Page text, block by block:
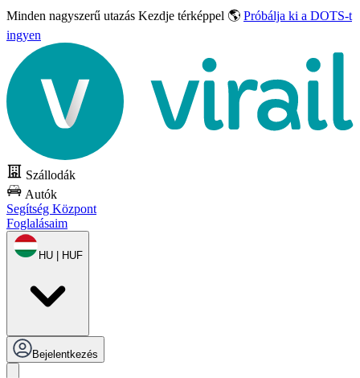
Minden nagyszerű utazás Kezdje térképpel 🌎 Próbálja ki a DOTS-t
ingyen
Szállodák
Autók
Segítség Központ
Foglalásaim
HU | HUF
Bejelentkezés